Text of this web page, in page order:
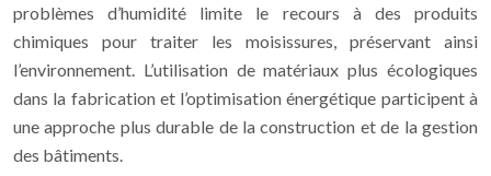
problèmes d’humidité limite le recours à des produits
chimiques pour traiter les moisissures, préservant ainsi
l’environnement. L’utilisation de matériaux plus écologiques
dans la fabrication et l’optimisation énergétique participent à
une approche plus durable de la construction et de la gestion
des bâtiments.